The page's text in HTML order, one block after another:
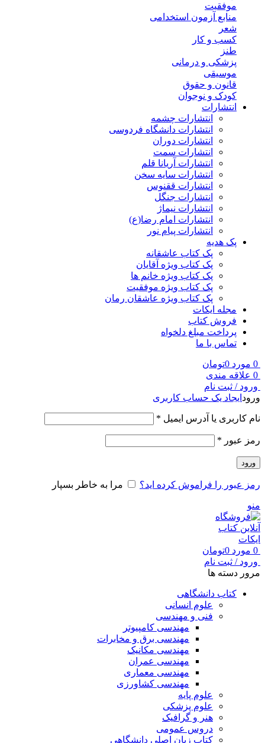
موفقیت
منابع آزمون استخدامی
شعر
کسب و کار
طنز
پزشکی و درمانی
موسیقی
قانون و حقوق
کودک و نوجوان
انتشارات
انتشارات چشمه
انتشارات دانشگاه فردوسی
انتشارات دوران
انتشارات سمت
انتشارات آریانا قلم
انتشارات سایه سخن
انتشارات ققنوس
انتشارات جنگل
انتشارات نیماژ
انتشارات امام رضا(ع)
انتشارات پیام نور
پک هدیه
پک کتاب عاشقانه
پک کتاب ویژه آقایان
پک کتاب ویژه خانم ها
پک کتاب ویژه موفقیت
پک کتاب ویژه عاشقان رمان
مجله ایکات
فروش کتاب
پرداخت مبلغ دلخواه
تماس با ما
0 مورد 0تومان
0 علاقه مندی
ورود / ثبت نام
ورود ایجاد یک حساب کاربری
نام کاربری یا آدرس ایمیل *
رمز عبور *
ورود
رمز عبور را فراموش کرده اید؟ مرا به خاطر بسپار
منو
0 مورد 0تومان
ورود / ثبت نام
مرور دسته ها
کتاب دانشگاهی
علوم انسانی
فنی و مهندسی
مهندسی کامپیوتر
مهندسی برق و مخابرات
مهندسی مکانیک
مهندسی عمران
مهندسی معماری
مهندسی کشاورزی
علوم پایه
علوم پزشکی
هنر و گرافیک
دروس عمومی
کتاب زبان اصلی دانشگاهی